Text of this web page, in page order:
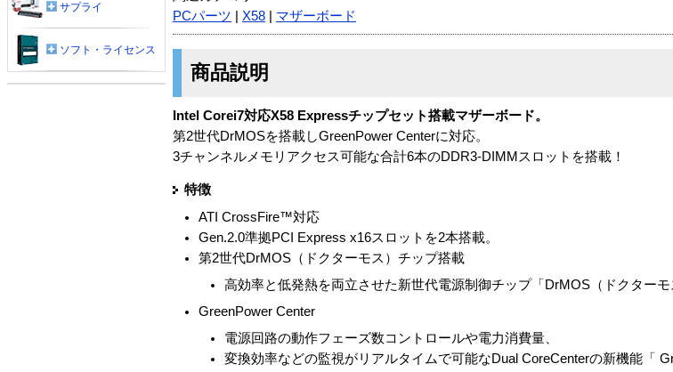
PCパーツ
X58 マザーボード
商品説明
Intel Corei7対応X58 Expressチップセット搭載マザーボード。
第2世代DrMOSを搭載しGreenPower Centerに対応。
3チャンネルメモリアクセス可能な合計6本のDDR3-DIMMスロットを搭載！
特徴
ATI CrossFire™対応
Gen.2.0準拠PCI Express x16スロットを2本搭載。
第2世代DrMOS（ドクターモス）チップ搭載
高効率と低発熱を両立させた新世代電源制御チップ「DrMOS（ドクター
GreenPower Center
電源回路の動作フェーズ数コントロールや電力消費量、
変換効率などの監視がリアルタイムで可能なDual CoreCenterの新機能「
サプライ
ソフト・ライセンス